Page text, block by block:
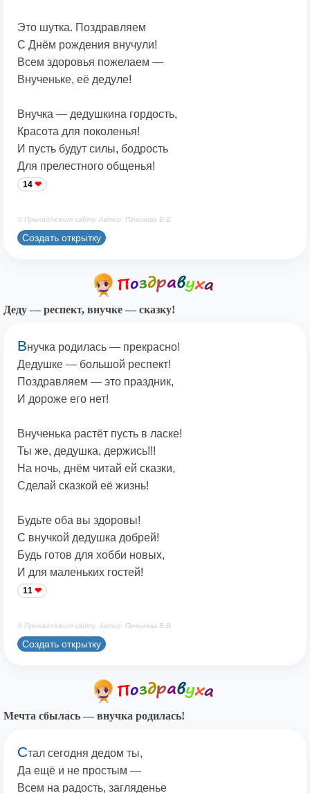
Это шутка. Поздравляем
С Днём рождения внучули!
Всем здоровья пожелаем —
Внученьке, её дедуле!
Внучка — дедушкина гордость,
Красота для поколенья!
И пусть будут силы, бодрость
Для прелестного общенья!
14
© Принадлежит сайту. Автор: Печенова В.В.
Создать открытку
Деду — респект, внучке — сказку!
Внучка родилась — прекрасно!
Дедушке — большой респект!
Поздравляем — это праздник,
И дороже его нет!
Внученька растёт пусть в ласке!
Ты же, дедушка, держись!!!
На ночь, днём читай ей сказки,
Сделай сказкой её жизнь!
Будьте оба вы здоровы!
С внучкой дедушка добрей!
Будь готов для хобби новых,
И для маленьких гостей!
11
© Принадлежит сайту. Автор: Печенова В.В.
Создать открытку
Мечта сбылась — внучка родилась!
Стал сегодня дедом ты,
Да ещё и не простым —
Всем на радость, загляденье